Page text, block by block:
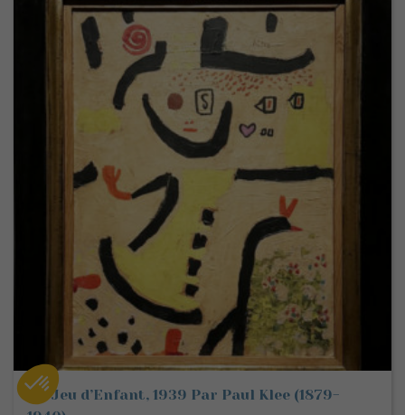
Un Jeu d’Enfant, 1939 Par Paul Klee (1879-